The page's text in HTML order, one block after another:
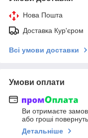
Нова Пошта
Доставка Кур'єром
Всі умови доставки
Умови оплати
Ви отримаєте
або гроші
Детальніше